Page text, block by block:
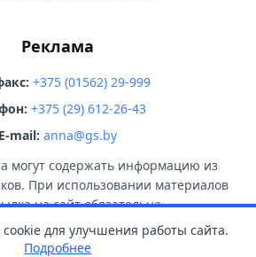
Реклама
+375 (01562) 29-999
+375 (29) 612-26-43
E-mail: anna@gs.by
могут содержать информацию из
При использовании материалов
на сайт обязательна.
для улучшения работы сайта.
Подробнее